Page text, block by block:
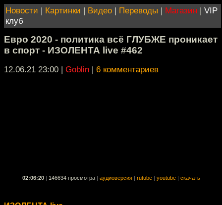
Новости | Картинки | Видео | Переводы | Магазин | VIP
клуб
Евро 2020 - политика всё ГЛУБЖЕ проникает
в спорт - ИЗОЛЕНТА live #462
12.06.21 23:00 | Goblin | 6 комментариев
02:06:20 146634 просмотра аудиоверсия rutube youtube скачать